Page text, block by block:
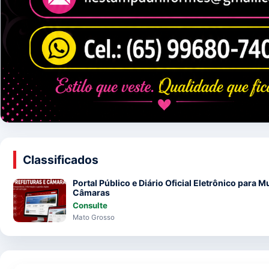
Classificados
Portal Público e Diário Oficial Eletrônico para
Câmaras
Consulte
Mato Grosso